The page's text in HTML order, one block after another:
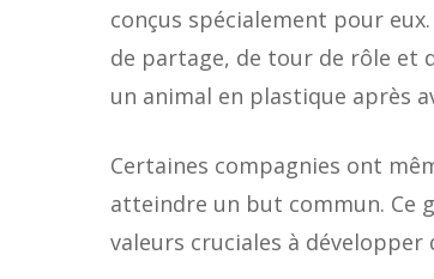
conçus spécialement pour
de partage, de tour de rôle et
un animal en plastique après
Certaines compagnies ont
atteindre un but commun. Ce
valeurs cruciales à développer